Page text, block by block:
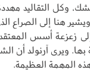
وكل التقاليد مهددة
هنا إلى الصراع
زعزعة أسس
بها. ويرى آرنولد أن
المهمة العظيمة.